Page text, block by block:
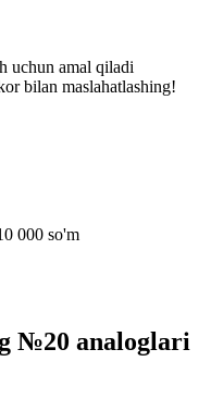
uchun amal qiladi
bilan maslahatlashing!
000 so'm
№20 analoglari